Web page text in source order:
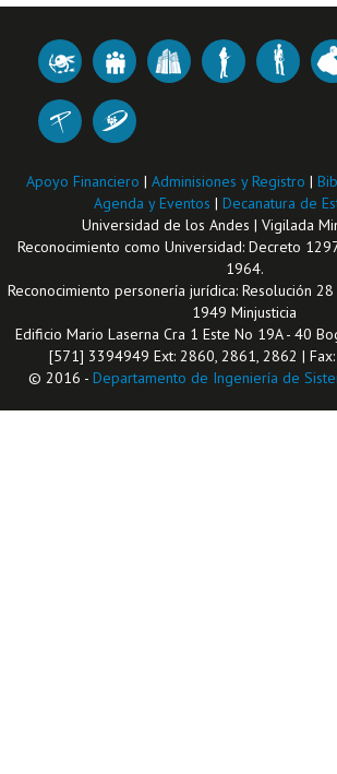
Apoyo Financiero | Adminisiones y Registro |
Agenda y Eventos | Decanatura de
Universidad de los Andes | Vigilada
Reconocimiento como Universidad: Decreto
1964.
Reconocimiento personería jurídica: Resolución
1949 Minjusticia
Edificio Mario Laserna Cra 1 Este No 19A - 40
[571] 3394949 Ext: 2860, 2861, 2862 |
© 2016 - Departamento de Ingeniería de